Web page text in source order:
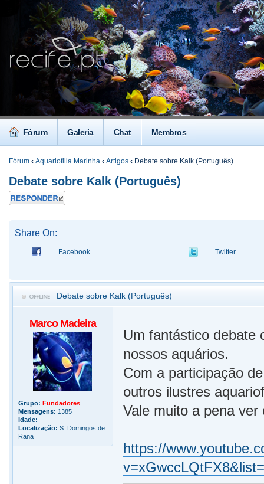
Fórum Galeria Chat Membros
Fórum ‹ Aquariofilia Marinha ‹ Artigos ‹ Debate sobre Kalk (Português)
Debate sobre Kalk (Português)
Responder
Share On:
Facebook Twitter
Debate sobre Kalk (Português)
Marco Madeira
Grupo: Fundadores
Mensagens: 1385
Idade:
Localização: S. Domingos de
Rana
Um fantástico debate
nossos aquários.
Com a participação
outros ilustres
Vale muito a pena
https://